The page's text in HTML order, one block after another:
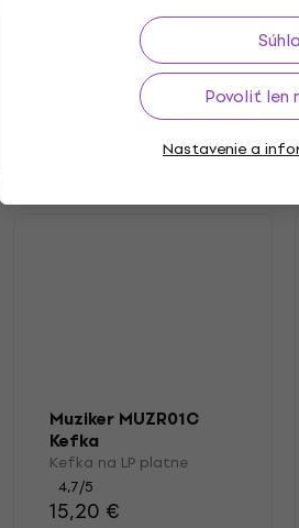
Povoliť len
Nastavenie a
Muziker MUZR01C
Kefka
Kefka na LP platne
4,7/5
15,20 €